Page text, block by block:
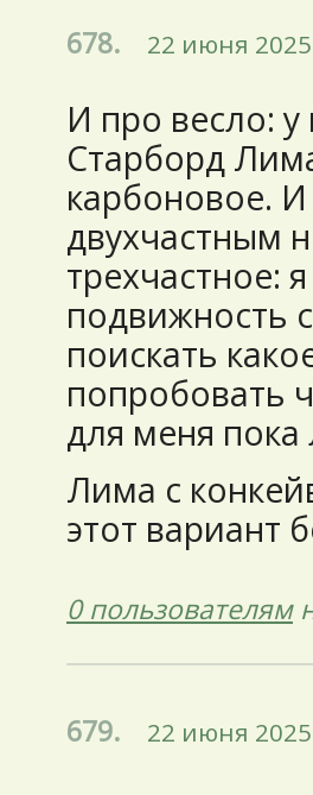
678. 22 июня
И про весло: у
Старборд
карбоновое.
двухчастным
трехчастное:
подвижность
поискать
попробовать
для меня
Лима с
этот вариант
0 пользователям
679. 22 июня